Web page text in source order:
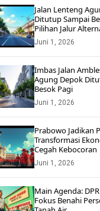
Jalan Lenteng
Ditutup Sampai
Pilihan Jalur
Juni 1, 2026
Imbas Jalan
Agung Depok
Besok Pagi
Juni 1, 2026
Prabowo Jadikan
Transformasi
Cegah Kebocoran
Juni 1, 2026
Main Agenda:
Fokus Benahi